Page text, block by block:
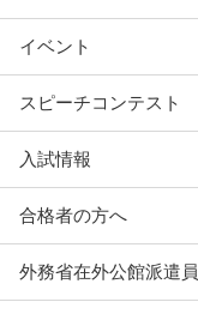
イベント
スピーチコンテスト
入試情報
合格者の方へ
外務省在外公館派遣員